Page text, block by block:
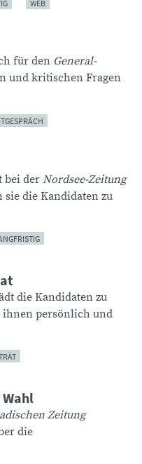
WEB
für den General-
und kritischen Fragen
bei der Nordsee-Zeitung
die Kandidaten zu
die Kandidaten zu
ihnen persönlich und
Zeitung
die